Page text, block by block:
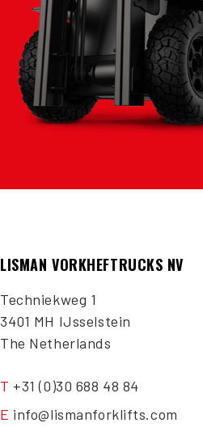
LISMAN VORKHEFTRUCKS NV
Techniekweg 1
3401 MH IJsselstein
The Netherlands
T +31 (0)30 688 48 84
E info@lismanforklifts.com